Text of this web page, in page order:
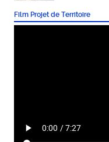
Film Projet de Territoire